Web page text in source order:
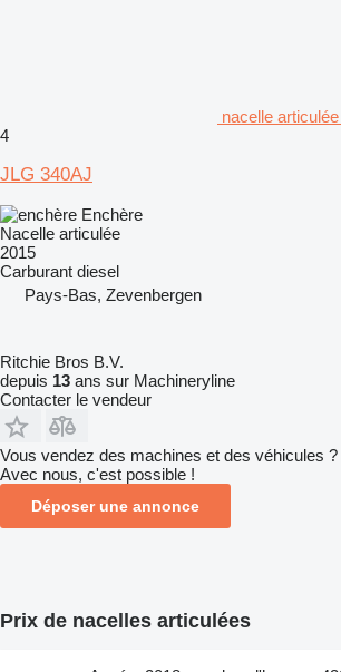
nacelle
4
JLG 340AJ
Enchère
Nacelle articulée
2015
Carburant diesel
Pays-Bas, Zevenbergen
Ritchie Bros B.V.
depuis 13 ans sur Machineryline
Contacter le vendeur
Vous vendez des machines et des véhicules ?
Avec nous, c'est possible !
Déposer une annonce
Prix de nacelles articulées